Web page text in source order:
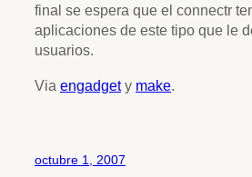
final se espera que el connectr
aplicaciones de este tipo que le
usuarios.
Via engadgety make.
octubre 1, 2007